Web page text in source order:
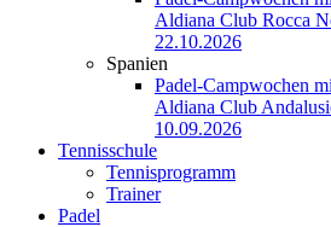
Aldiana Club Rocca
22.10.2026
Spanien
Padel-Campwochen
Aldiana Club
10.09.2026
Tennisschule
Tennisprogramm
Trainer
Padel